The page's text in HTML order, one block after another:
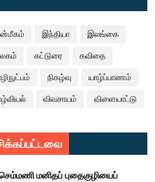
இந்தியா இலங்கை
கட்டுரை கவிதை
நிகழ்வு யாழ்ப்பாணம்
விவசாயம் விளையாட்டு
மனிதப் புதைகுழியைப்